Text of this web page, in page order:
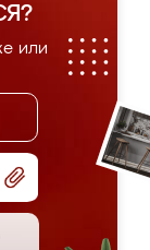
или